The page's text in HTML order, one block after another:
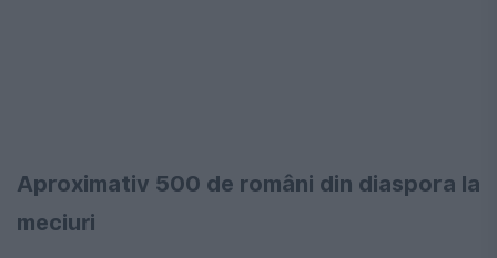
Aproximativ 500 de români din diaspora la
meciuri